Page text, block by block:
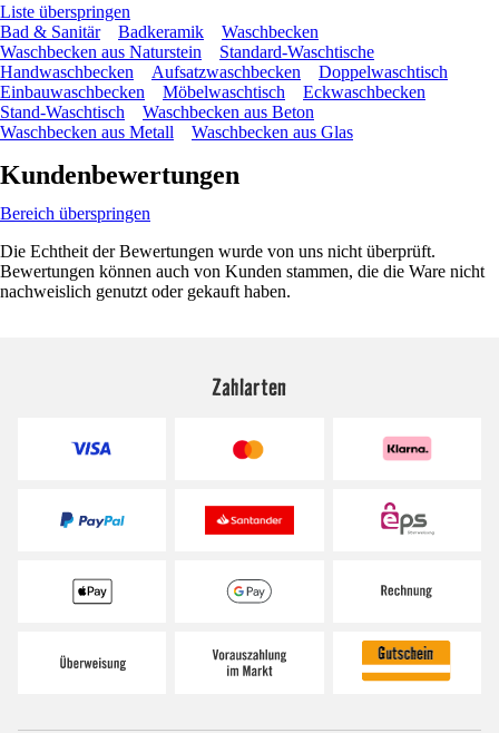
Liste überspringen
Bad & Sanitär
Badkeramik
Waschbecken
Waschbecken aus Naturstein
Standard-Waschtische
Handwaschbecken
Aufsatzwaschbecken
Doppelwaschtisch
Einbauwaschbecken
Möbelwaschtisch
Eckwaschbecken
Stand-Waschtisch
Waschbecken aus Beton
Waschbecken aus Metall
Waschbecken aus Glas
Kundenbewertungen
Bereich überspringen
Die Echtheit der Bewertungen wurde von uns nicht überprüft.
Bewertungen können auch von Kunden stammen, die die Ware nicht
nachweislich genutzt oder gekauft haben.
Zahlarten